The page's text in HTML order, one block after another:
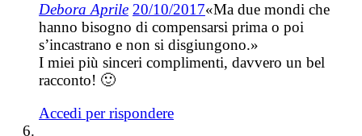
Debora Aprile 20/10/2017«Ma due mondi che
hanno bisogno di compensarsi prima o poi
s’incastrano e non si disgiungono.»
I miei più sinceri complimenti, davvero un bel
racconto! 🙂
Accedi per rispondere